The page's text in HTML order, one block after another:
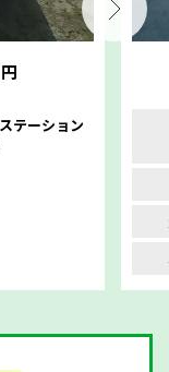
円
テーション